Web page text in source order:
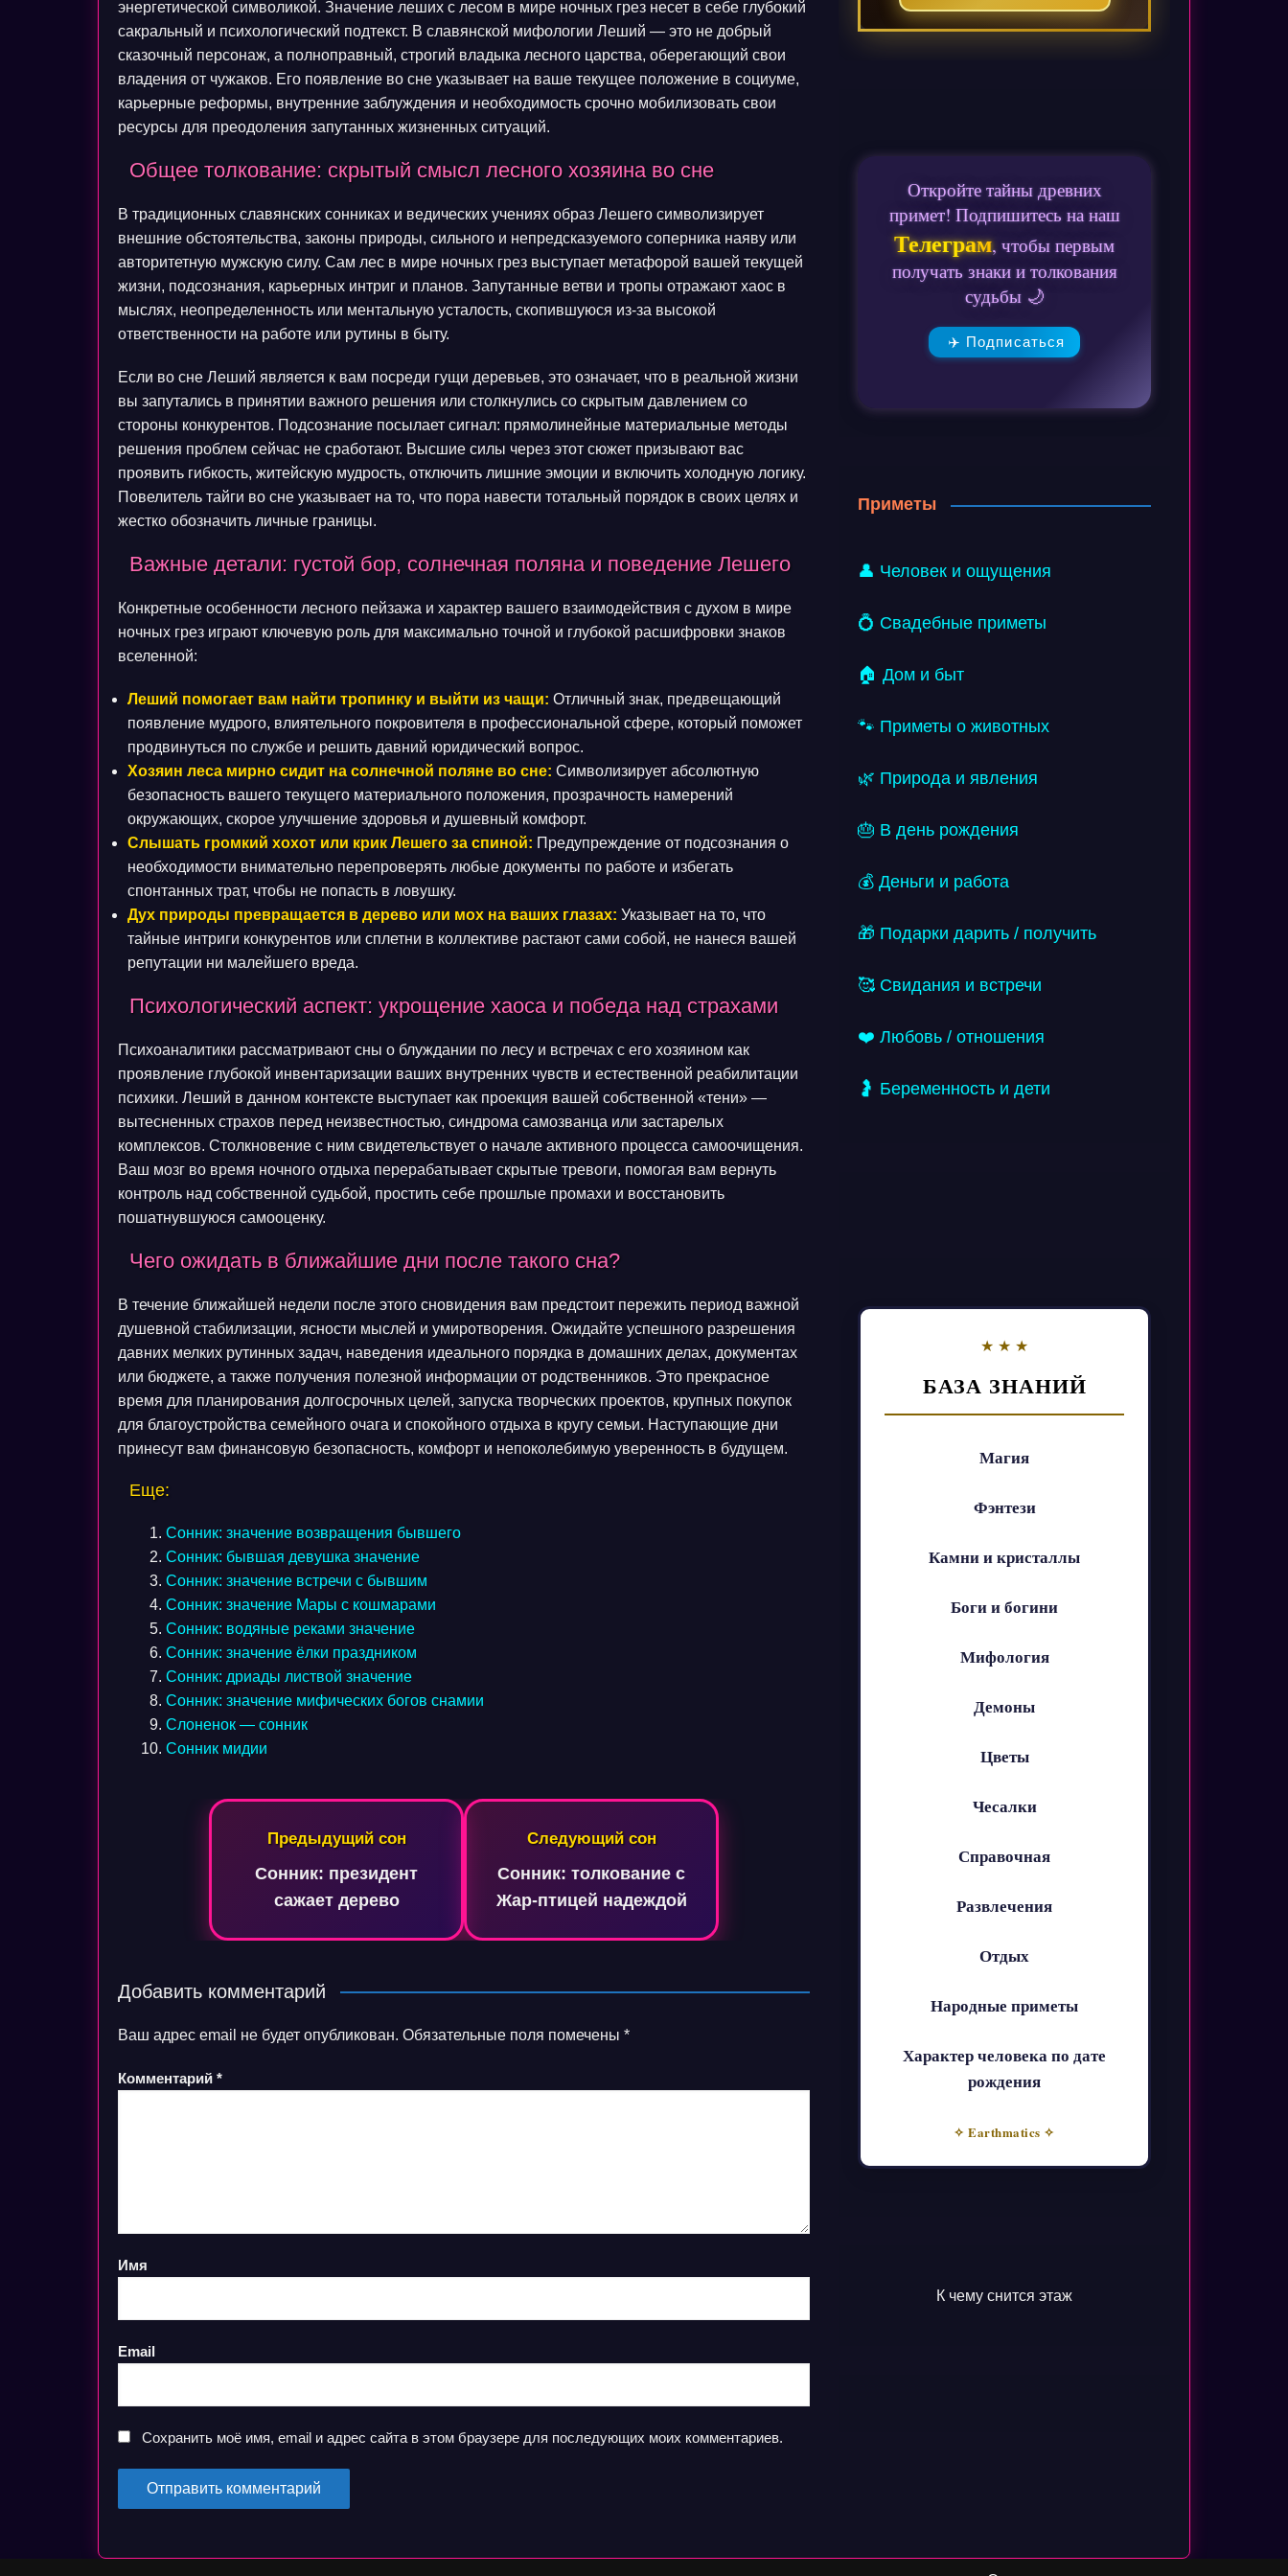
энергетической символикой. Значение леших с лесом в мире ночных грез несет в себе глубокий
сакральный и психологический подтекст. В славянской мифологии Леший — это не добрый
сказочный персонаж, а полноправный, строгий владыка лесного царства, оберегающий свои
владения от чужаков. Его появление во сне указывает на ваше текущее положение в социуме,
карьерные реформы, внутренние заблуждения и необходимость срочно мобилизовать свои
ресурсы для преодоления запутанных жизненных ситуаций.
Общее толкование: скрытый смысл лесного хозяина во сне
В традиционных славянских сонниках и ведических учениях образ Лешего символизирует
внешние обстоятельства, законы природы, сильного и непредсказуемого соперника наяву или
авторитетную мужскую силу. Сам лес в мире ночных грез выступает метафорой вашей текущей
жизни, подсознания, карьерных интриг и планов. Запутанные ветви и тропы отражают хаос в
мыслях, неопределенность или ментальную усталость, скопившуюся из-за высокой
ответственности на работе или рутины в быту.
Если во сне Леший является к вам посреди гущи деревьев, это означает, что в реальной жизни
вы запутались в принятии важного решения или столкнулись со скрытым давлением со
стороны конкурентов. Подсознание посылает сигнал: прямолинейные материальные методы
решения проблем сейчас не сработают. Высшие силы через этот сюжет призывают вас
проявить гибкость, житейскую мудрость, отключить лишние эмоции и включить холодную логику.
Повелитель тайги во сне указывает на то, что пора навести тотальный порядок в своих целях и
жестко обозначить личные границы.
Важные детали: густой бор, солнечная поляна и поведение Лешего
Конкретные особенности лесного пейзажа и характер вашего взаимодействия с духом в мире
ночных грез играют ключевую роль для максимально точной и глубокой расшифровки знаков
вселенной:
Леший помогает вам найти тропинку и выйти из чащи: Отличный знак, предвещающий
появление мудрого, влиятельного покровителя в профессиональной сфере, который поможет
продвинуться по службе и решить давний юридический вопрос.
Хозяин леса мирно сидит на солнечной поляне во сне: Символизирует абсолютную
безопасность вашего текущего материального положения, прозрачность намерений
окружающих, скорое улучшение здоровья и душевный комфорт.
Слышать громкий хохот или крик Лешего за спиной: Предупреждение от подсознания о
необходимости внимательно перепроверять любые документы по работе и избегать
спонтанных трат, чтобы не попасть в ловушку.
Дух природы превращается в дерево или мох на ваших глазах: Указывает на то, что
тайные интриги конкурентов или сплетни в коллективе растают сами собой, не нанеся вашей
репутации ни малейшего вреда.
Психологический аспект: укрощение хаоса и победа над страхами
Психоаналитики рассматривают сны о блуждании по лесу и встречах с его хозяином как
проявление глубокой инвентаризации ваших внутренних чувств и естественной реабилитации
психики. Леший в данном контексте выступает как проекция вашей собственной «тени» —
вытесненных страхов перед неизвестностью, синдрома самозванца или застарелых
комплексов. Столкновение с ним свидетельствует о начале активного процесса самоочищения.
Ваш мозг во время ночного отдыха перерабатывает скрытые тревоги, помогая вам вернуть
контроль над собственной судьбой, простить себе прошлые промахи и восстановить
пошатнувшуюся самооценку.
Чего ожидать в ближайшие дни после такого сна?
В течение ближайшей недели после этого сновидения вам предстоит пережить период важной
душевной стабилизации, ясности мыслей и умиротворения. Ожидайте успешного разрешения
давних мелких рутинных задач, наведения идеального порядка в домашних делах, документах
или бюджете, а также получения полезной информации от родственников. Это прекрасное
время для планирования долгосрочных целей, запуска творческих проектов, крупных покупок
для благоустройства семейного очага и спокойного отдыха в кругу семьи. Наступающие дни
принесут вам финансовую безопасность, комфорт и непоколебимую уверенность в будущем.
Еще:
Сонник: значение возвращения бывшего
Сонник: бывшая девушка значение
Сонник: значение встречи с бывшим
Сонник: значение Мары с кошмарами
Сонник: водяные реками значение
Сонник: значение ёлки праздником
Сонник: дриады листвой значение
Сонник: значение мифических богов снамии
Слоненок — сонник
Сонник мидии
Навигация
Предыдущий сон
Сонник: президент
сажает дерево
Следующий сон
Сонник: толкование с
Жар-птицей надеждой
Добавить комментарий
Ваш адрес email не будет опубликован. Обязательные поля помечены *
Комментарий *
Имя
Email
Сохранить моё имя, email и адрес сайта в этом браузере для последующих моих комментариев.
Откройте тайны древних
примет! Подпишитесь на наш
Телеграм, чтобы первым
получать знаки и толкования
судьбы 🌙
✈️ Подписаться
Приметы
👤 Человек и ощущения
💍 Свадебные приметы
🏠 Дом и быт
🐾 Приметы о животных
🌿 Природа и явления
🎂 В день рождения
💰 Деньги и работа
🎁 Подарки дарить / получить
🥰 Свидания и встречи
❤️ Любовь / отношения
🤰 Беременность и дети
БАЗА ЗНАНИЙ
Магия
Фэнтези
Камни и кристаллы
Боги и богини
Мифология
Демоны
Цветы
Чесалки
Справочная
Развлечения
Отдых
Народные приметы
Характер человека по дате
рождения
✧ Earthmatics ✧
К чему снится этаж